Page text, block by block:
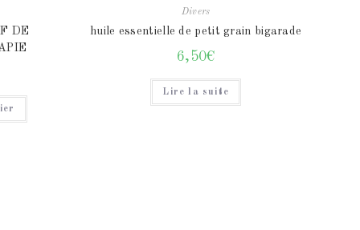
DE
Divers
huile essentielle de petit grain bigarade
6,50€
Lire la suite